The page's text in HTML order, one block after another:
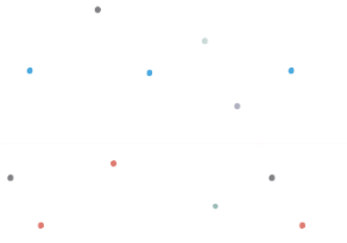
Baca selengkapnya